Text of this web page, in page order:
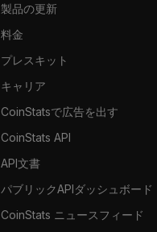
製品の更新
料金
プレスキット
キャリア
CoinStatsで広告を出す
CoinStats API
API文書
パブリックAPIダッシュボード
CoinStats ニュースフィード